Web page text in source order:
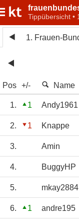
Tippübersicht •
Pos +/- Name
1. 1 Andy1961
2. 1 Knappe
3. Amin
4. BuggyHP
5. mkay2884
6. 1 andre195